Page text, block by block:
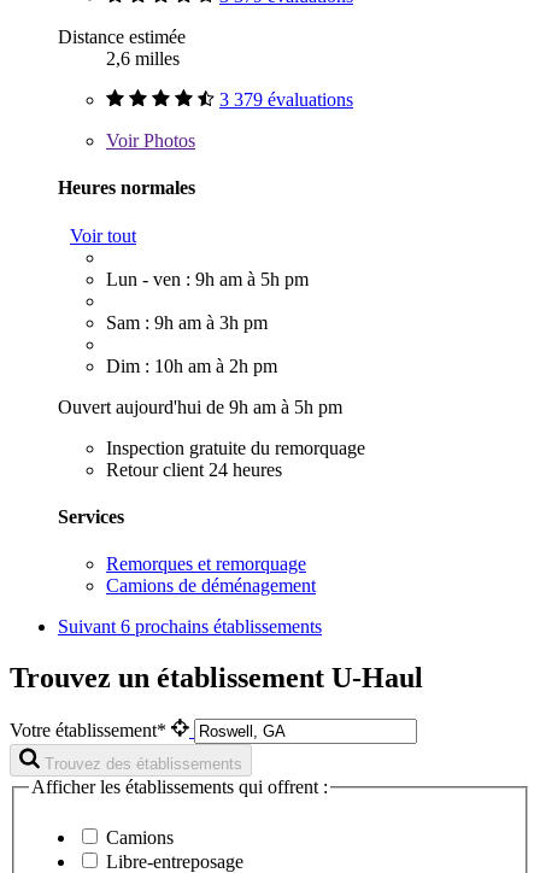
Distance estimée
2,6 milles
3 379 évaluations
VoirPhotos
Heures normales
Voir tout
Lun - ven : 9h am à 5h pm
Sam : 9h am à 3h pm
Dim : 10h am à 2h pm
Ouvert aujourd'hui de 9h am à 5h pm
Inspection gratuite du remorquage
Retour client 24 heures
Services
Remorques et remorquage
Camions de déménagement
Suivant 6 prochains établissements
Trouvez un établissement U-Haul
Votre établissement*
Trouvez des établissements
Afficher les établissements qui offrent :
Camions
Libre-entreposage